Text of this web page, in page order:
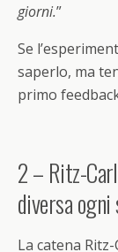
giorni.”
Se
saperlo, ma
primo
2 – Ritz-
diversa
La catena